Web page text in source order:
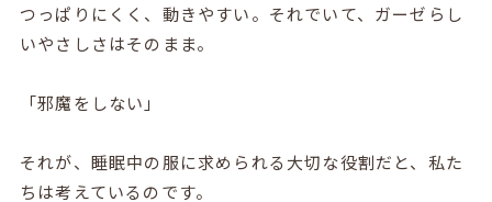
つっぱりにくく、動きやすい。それでいて、ガーゼらし
いやさしさはそのまま。
「邪魔をしない」
それが、睡眠中の服に求められる大切な役割だと、私た
ちは考えているのです。